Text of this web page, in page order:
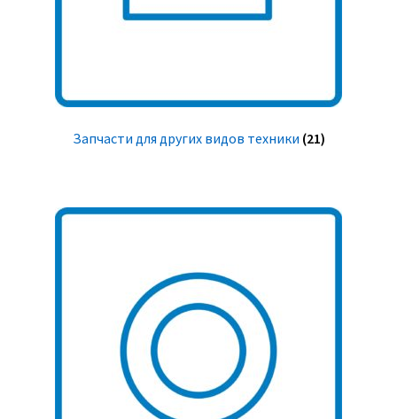
Запчасти для других видов техники (21)